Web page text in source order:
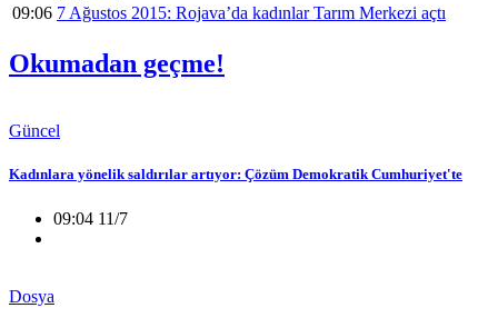
09:06 7 Ağustos 2015: Rojava’da kadınlar Tarım Merkezi açtı
Okumadan geçme!
Güncel
Kadınlara yönelik saldırılar artıyor: Çözüm Demokratik Cumhuriyet'te
09:04 11/7
Dosya